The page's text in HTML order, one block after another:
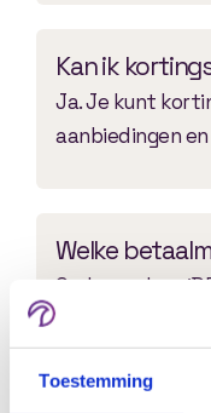
Toestemming
Kan ik
Ja. Je kunt
aanbiedingen
Welke
Onder andere
PayPal en
worden